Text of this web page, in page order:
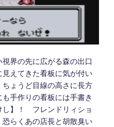
界の先に広がる森の出口
えてきた看板に気が付い
ょうど目線の高さに長方
手作りの看板には手書き
し】！ フレンドリィショ
らくあの店長と胡散臭い